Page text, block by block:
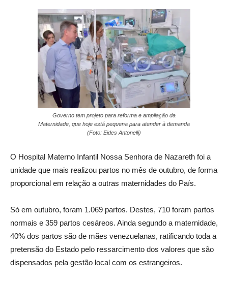
Governo tem projeto para reforma e ampliação da
Maternidade, que hoje está pequena para atender à demanda
(Foto: Eides Antonelli)
O Hospital Materno Infantil Nossa Senhora de Nazareth foi a
unidade que mais realizou partos no mês de outubro, de forma
proporcional em relação a outras maternidades do País.
Só em outubro, foram 1.069 partos. Destes, 710 foram partos
normais e 359 partos cesáreos. Ainda segundo a maternidade,
40% dos partos são de mães venezuelanas, ratificando toda a
pretensão do Estado pelo ressarcimento dos valores que são
dispensados pela gestão local com os estrangeiros.